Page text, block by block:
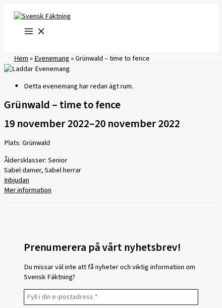
innehåll
Hem»Evenemang»Grünwald – time to fence
Detta evenemang har redan ägt rum.
Grünwald – time to fence
19 november 2022–20 november 2022
Plats: Grünwald
Åldersklasser: Senior
Sabel damer, Sabel herrar
Inbjudan
Mer information
Prenumerera på vårt nyhetsbrev!
Du missar väl inte att få nyheter och viktig information om
Svensk Fäktning?